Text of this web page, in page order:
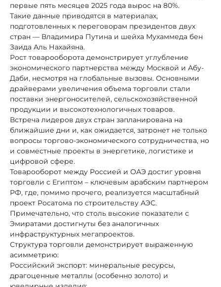
первые пять месяцев 2025 года вырос на 80%.
Такие данные приводятся в материалах,
подготовленных к переговорам президентов двух
стран — Владимира Путина и шейха Мухаммеда бен
Заида Аль Нахайяна.
Рост товарооборота демонстрирует углубление
экономического партнерства между Москвой и Абу-
Даби, несмотря на глобальные вызовы. Основными
драйверами увеличения объема торговли стали
поставки энергоносителей, сельскохозяйственной
продукции и высокотехнологичных товаров.
Встреча лидеров двух стран запланирована на
ближайшие дни и, как ожидается, затронет не только
вопросы торгово-экономического сотрудничества, но
и совместные проекты в энергетике, логистике и
цифровой сфере.
Товарооборот между Россией и ОАЭ достиг уровня
торговли с Египтом – ключевым арабским партнером
РФ, где, помимо прочего, реализуется масштабный
проект Росатома по строительству АЭС.
Примечательно, что столь высокие показатели с
Эмиратами достигнуты без аналогичных
инфраструктурных мегапроектов.
Структура торговли демонстрирует выраженную
асимметрию:
Российский экспорт: минеральные ресурсы,
драгоценные металлы (особенно золото) и